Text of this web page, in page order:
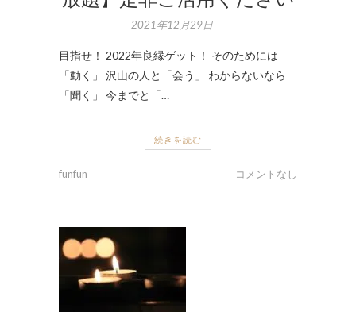
2021年12月29日
目指せ！ 2022年良縁ゲット！ そのためには
「動く」 沢山の人と「会う」 わからないなら
「聞く」 今までと「…
続きを読む
funfun コメントなし